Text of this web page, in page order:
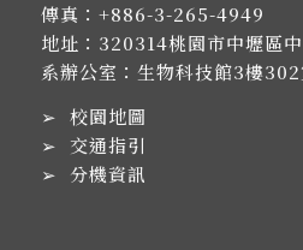
傳真：+886-3-265-4949
地址： 320314桃園市中壢區
系辦公室：生物科技館3樓302
➢ 校園地圖
➢ 交通指引
➢ 分機資訊